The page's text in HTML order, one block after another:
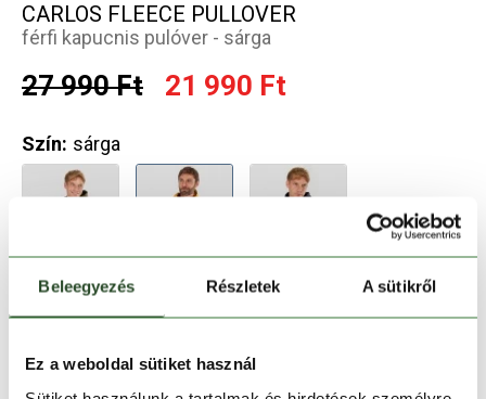
Beleegyezés Részletek A sütikről
Ez a weboldal sütiket használ
CARLOS FLEECE PULLOVER
férfi kapucnis pulóver - sárga
27 990 Ft 21 990 Ft
Szín: sárga
M L XXL